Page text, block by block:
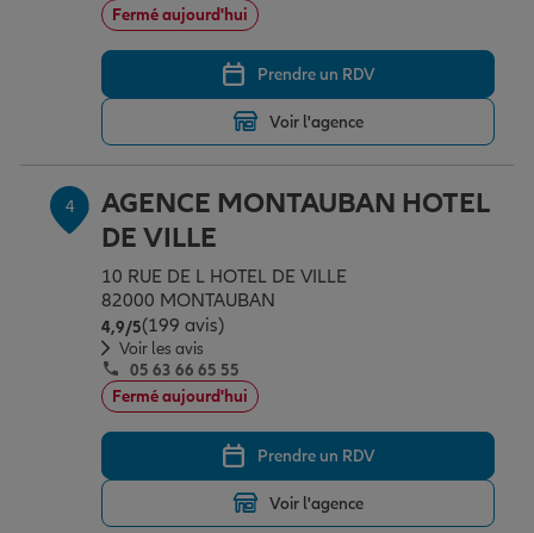
Fermé aujourd'hui
Prendre un RDV
Voir l'agence
4
AGENCE MONTAUBAN HOTEL
DE VILLE
10 RUE DE L HOTEL DE VILLE
82000 MONTAUBAN
4,9/5Note de 4.9 sur 5
(199 avis)
Voir les avis
05 63 66 65 55
Fermé aujourd'hui
Prendre un RDV
Voir l'agence